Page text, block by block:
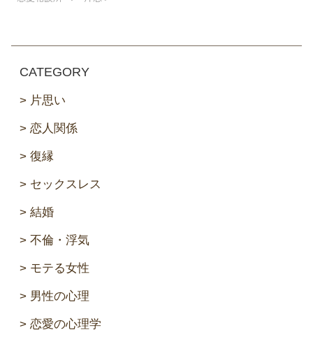
CATEGORY
片思い
恋人関係
復縁
セックスレス
結婚
不倫・浮気
モテる女性
男性の心理
恋愛の心理学